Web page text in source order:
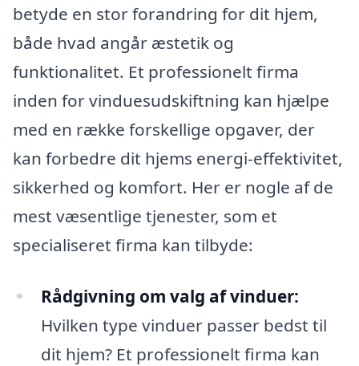
betyde en stor forandring for dit hjem,
både hvad angår æstetik og
funktionalitet. Et professionelt firma
inden for vinduesudskiftning kan hjælpe
med en række forskellige opgaver, der
kan forbedre dit hjems energi-effektivitet,
sikkerhed og komfort. Her er nogle af de
mest væsentlige tjenester, som et
specialiseret firma kan tilbyde:
Rådgivning om valg af vinduer:
Hvilken type vinduer passer bedst til
dit hjem? Et professionelt firma kan